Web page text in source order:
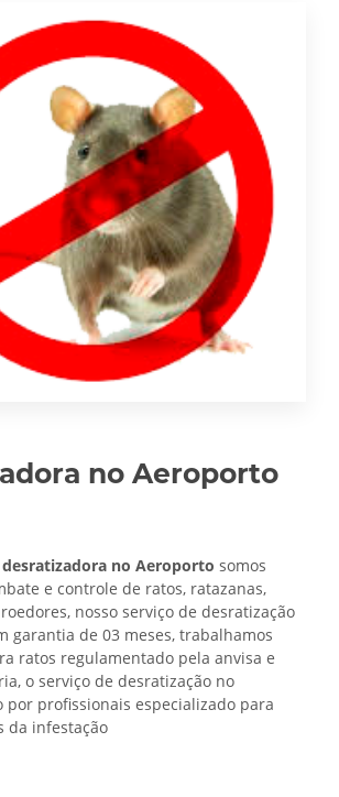
no Aeroporto
desratizadora no Aeroporto somos
e controle de ratos, ratazanas,
nosso serviço de desratização
garantia de 03 meses, trabalhamos
ratos regulamentado pela anvisa e
o serviço de desratização no
por profissionais especializado para
da infestação